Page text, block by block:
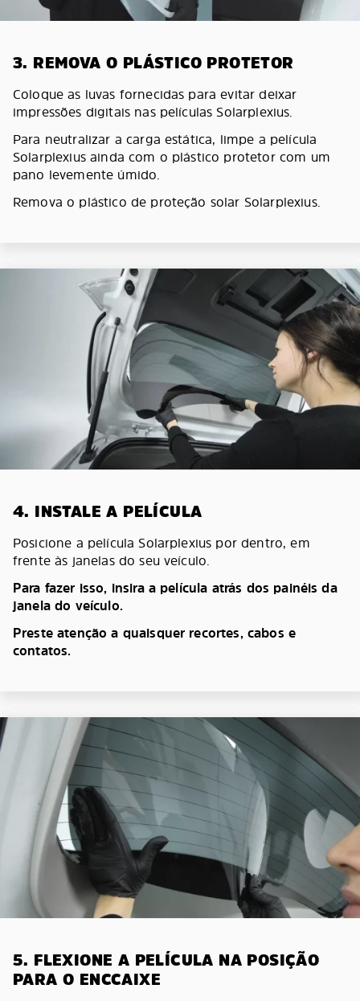
3. REMOVA O PLÁSTICO PROTETOR
Coloque as luvas fornecidas para evitar deixar
impressões digitais nas películas Solarplexius.
Para neutralizar a carga estática, limpe a película
Solarplexius ainda com o plástico protetor com um
pano levemente úmido.
Remova o plástico de proteção solar Solarplexius.
4. INSTALE A PELÍCULA
Posicione a película Solarplexius por dentro, em
frente às janelas do seu veículo.
Para fazer isso, insira a película atrás dos painéis da
janela do veículo.
Preste atenção a quaisquer recortes, cabos e
contatos.
5. FLEXIONE A PELÍCULA NA POSIÇÃO
PARA O ENCCAIXE